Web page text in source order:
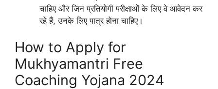
चाहिए और जिन प्रतियोगी परीक्षाओं के लिए वे आवेदन कर
रहे हैं, उनके लिए पात्र होना चाहिए।
How to Apply for
Mukhyamantri Free
Coaching Yojana 2024